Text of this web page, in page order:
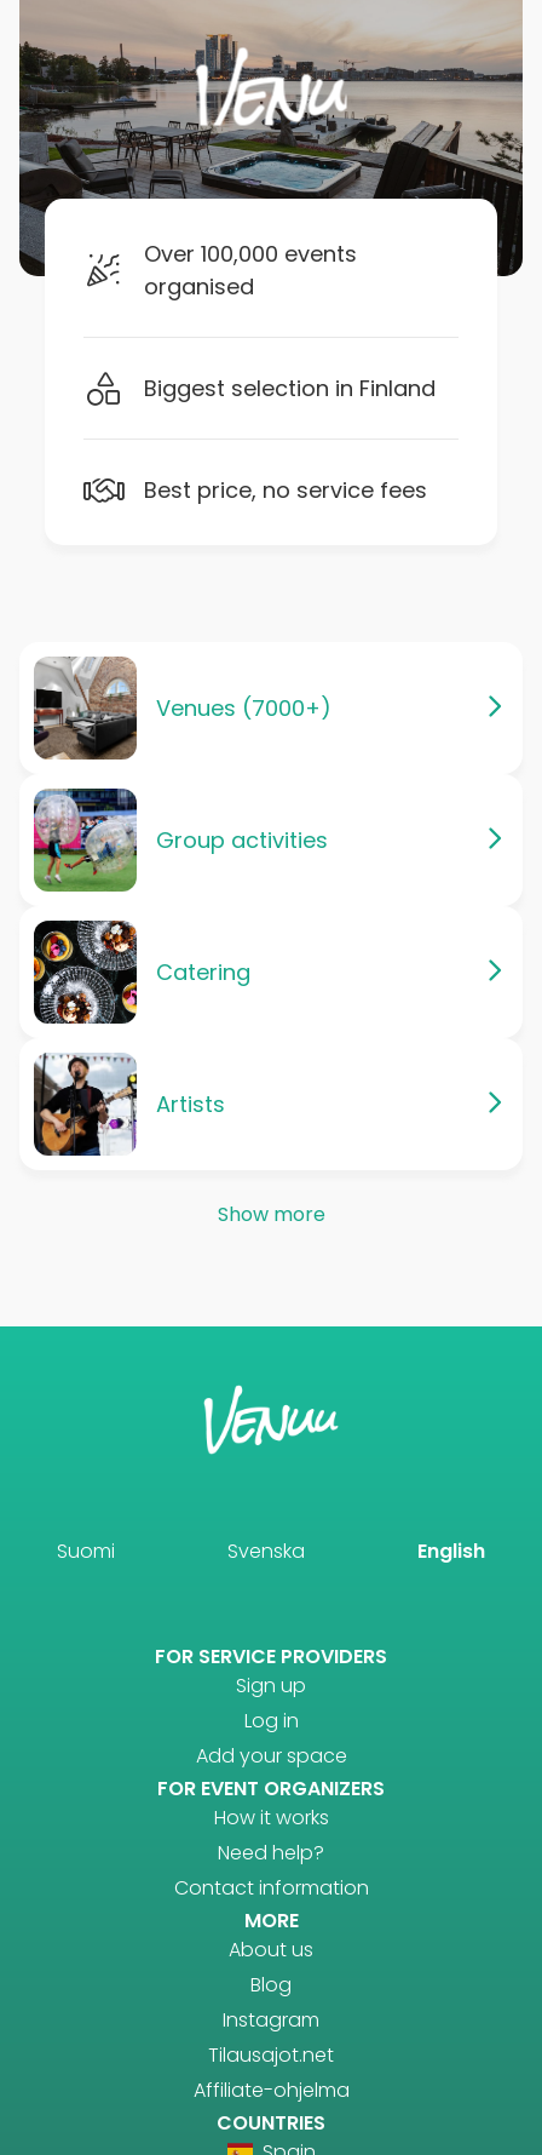
Over 100,000 events
organised
Biggest selection in Finland
Best price, no service fees
Venues (7000+)
Group activities
Catering
Artists
Show more
Suomi Svenska English
FOR SERVICE PROVIDERS
Sign up
Log in
Add your space
FOR EVENT ORGANIZERS
How it works
Need help?
Contact information
MORE
About us
Blog
Instagram
Tilausajot.net
Affiliate-ohjelma
COUNTRIES